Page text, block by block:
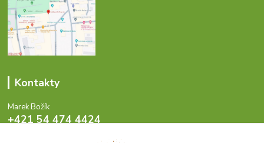
Kontakty
Marek Božík
+421 54 474 4424